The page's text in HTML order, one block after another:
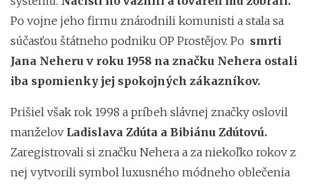
Po vojne jeho firmu znárodnili komunisti a stala sa
súčasťou štátneho podniku OP Prostějov. Po smrti
Jana Neheru v roku 1958 na značku Nehera ostali
iba spomienky jej spokojných zákazníkov.
Prišiel však rok 1998 a príbeh slávnej značky oslovil
manželov Ladislava Zdúta a Bibiánu Zdútovú.
Zaregistrovali si značku Nehera a za niekoľko rokov z
nej vytvorili symbol luxusného módneho oblečenia